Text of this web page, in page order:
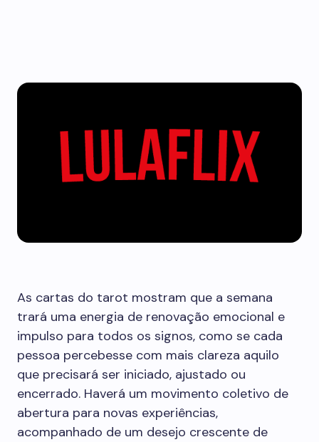
As cartas do tarot mostram que a semana
trará uma energia de renovação emocional e
impulso para todos os signos, como se cada
pessoa percebesse com mais clareza aquilo
que precisará ser iniciado, ajustado ou
encerrado. Haverá um movimento coletivo de
abertura para novas experiências,
acompanhado de um desejo crescente de